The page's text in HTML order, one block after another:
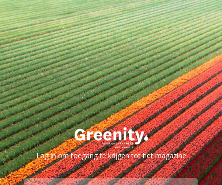
Log in om toegang te krijgen tot het magazine